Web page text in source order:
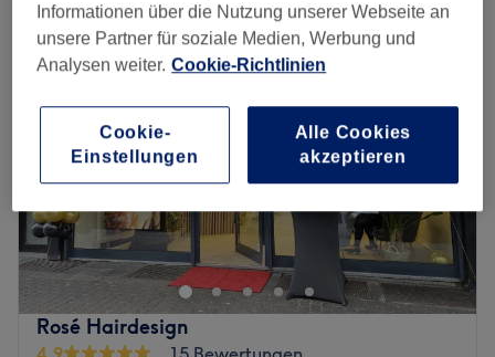
Rosé Hairdesign
Informationen über die Nutzung unserer Webseite an
unsere Partner für soziale Medien, Werbung und
Analysen weiter. Cookie-Richtlinien
Cookie-
Einstellungen
Alle Cookies
akzeptieren